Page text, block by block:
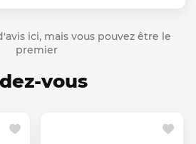
ici, mais vous pouvez être le
premier
vous